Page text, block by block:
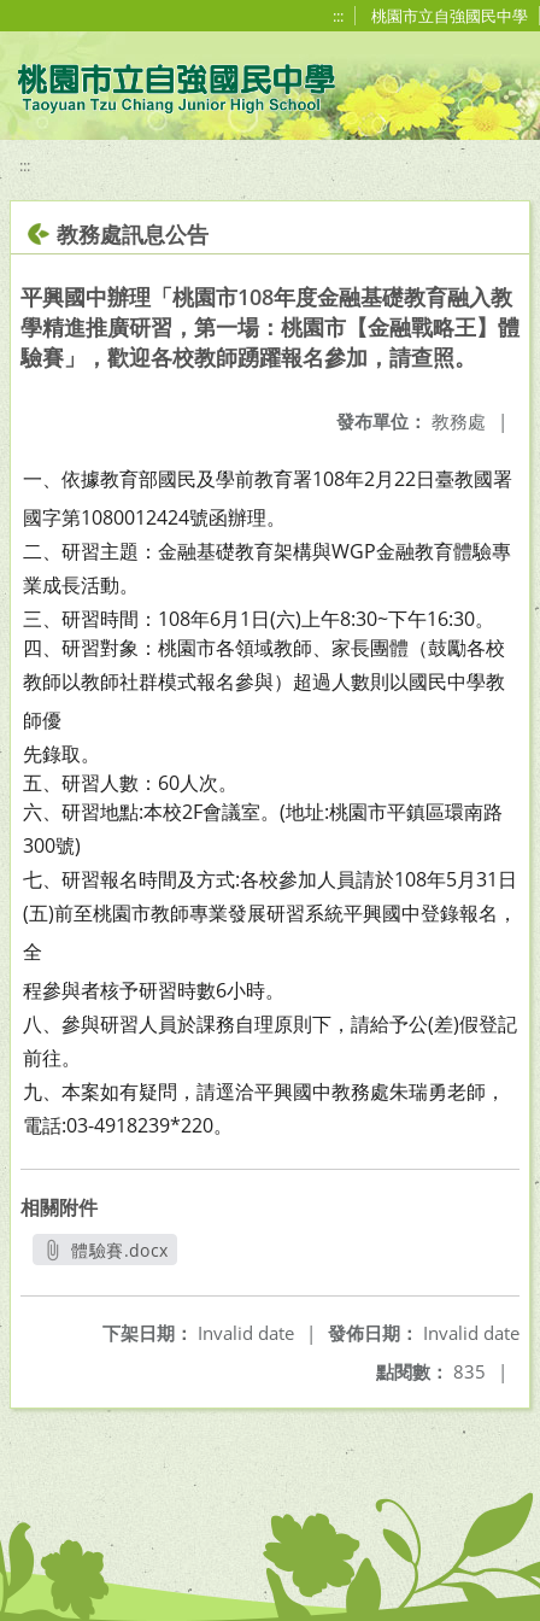
::: 桃園市立自強國民中學
:::
教務處訊息公告
平興國中辦理「桃園市108年度金融基礎教育融入教
學精進推廣研習，第一場：桃園市【金融戰略王】體
驗賽」，歡迎各校教師踴躍報名參加，請查照。
發布單位： 教務處 |
一、依據教育部國民及學前教育署108年2月22日臺教國署
國字第1080012424號函辦理。
二、研習主題：金融基礎教育架構與WGP金融教育體驗專
業成長活動。
三、研習時間：108年6月1日(六)上午8:30~下午16:30。
四、研習對象：桃園市各領域教師、家長團體（鼓勵各校
教師以教師社群模式報名參與）超過人數則以國民中學教
師優
先錄取。
五、研習人數：60人次。
六、研習地點:本校2F會議室。(地址:桃園市平鎮區環南路
300號)
七、研習報名時間及方式:各校參加人員請於108年5月31日
(五)前至桃園市教師專業發展研習系統平興國中登錄報名，
全
程參與者核予研習時數6小時。
八、參與研習人員於課務自理原則下，請給予公(差)假登記
前往。
九、本案如有疑問，請逕洽平興國中教務處朱瑞勇老師，
電話:03-4918239*220。
相關附件
體驗賽.docx
發佈日期： Invalid date
下架日期： Invalid date
|
點閱數： 835 |